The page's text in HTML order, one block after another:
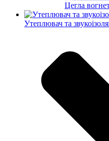
Цегла
Утеплювач та